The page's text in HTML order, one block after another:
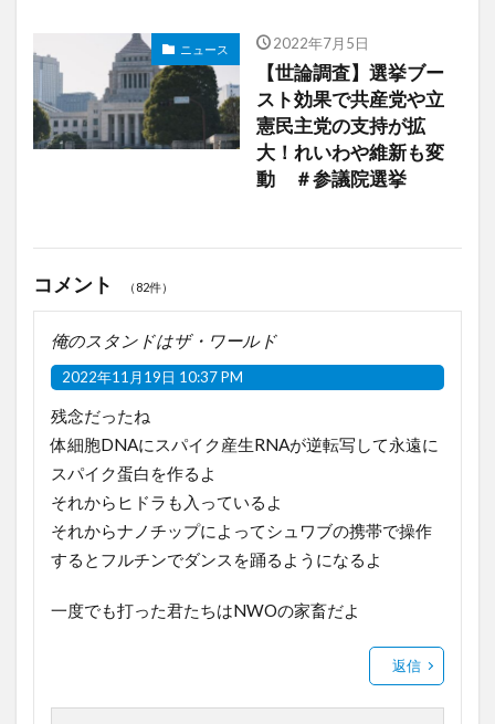
ニュース 2022年7月5日
【世論調査】選挙ブー
スト効果で共産党や立
憲民主党の支持が拡
大！れいわや維新も変
動 ＃参議院選挙
コメント （82件）
俺のスタンドはザ・ワールド
2022年11月19日 10:37 PM
残念だったね
体細胞DNAにスパイク産生RNAが逆転写して永遠に
スパイク蛋白を作るよ
それからヒドラも入っているよ
それからナノチップによってシュワブの携帯で操作
するとフルチンでダンスを踊るようになるよ
一度でも打った君たちはNWOの家畜だよ
返信